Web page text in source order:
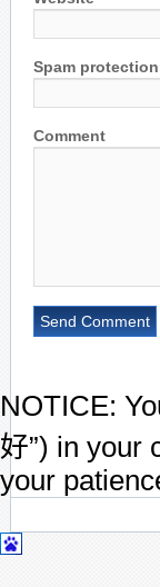
Spam
Comment
NOTICE:
好”) in your
your